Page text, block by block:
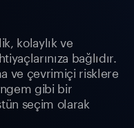
kolaylık ve
bağlıdır.
ve çevrimiçi risklere
gibi bir
seçim olarak